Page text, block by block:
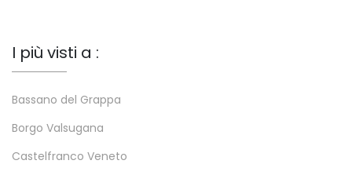
I più visti a :
Bassano del Grappa
Borgo Valsugana
Castelfranco Veneto